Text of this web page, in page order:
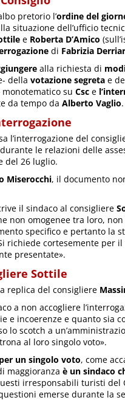
pretorio l’ordine del
situazione dell’ufficio
e Roberta D’Amico
di Fabrizia
alla richiesta di
della votazione segreta e
su Csc e
da tempo da Alberto Vaglio.
l’interrogazione del
le relazioni delle
del 26 luglio.
Miserocchi, il documento
il sindaco al consigliere
non omogenee tra loro,
specifico e pertanto la
richiede cortesemente
presentate».
Sottile
replica del consigliere
a non accogliere
e incoerenze e quanto sia
lo scotch a
al loro singolo voto».
un singolo voto, come
maggioranza è un sindaco
irresponsabili turisti del
emerse durante la